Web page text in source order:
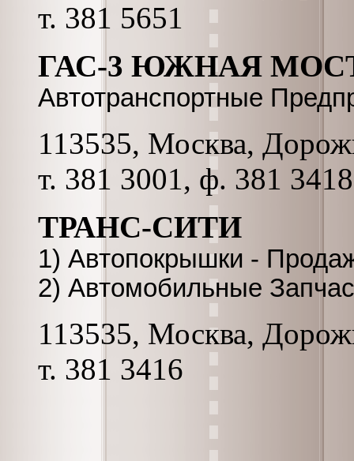
т. 381 5651
ГАС-3 ЮЖНАЯ
Автотранспортные
113535, Москва,
т. 381 3001, ф. 381 3418
ТРАНС-СИТИ
1) Автопокрышки -
2) Автомобильные
113535, Москва,
т. 381 3416